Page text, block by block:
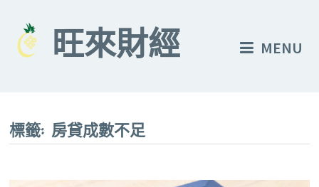
content
旺來財經 MENU
標籤: 房貸成數不足